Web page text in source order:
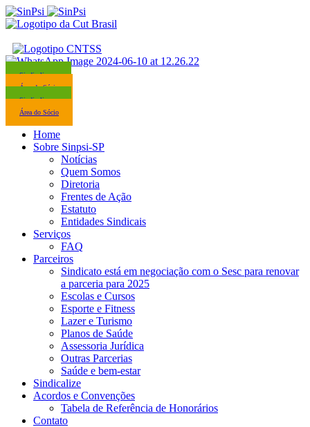
Sindicalize-se
Área do Sócio
Sindicalize-se
Área do Sócio
Home
Sobre Sinpsi-SP
Notícias
Quem Somos
Diretoria
Frentes de Ação
Estatuto
Entidades Sindicais
Serviços
FAQ
Parceiros
Sindicato está em negociação com o Sesc para renovar
a parceria para 2025
Escolas e Cursos
Esporte e Fitness
Lazer e Turismo
Planos de Saúde
Assessoria Jurídica
Outras Parcerias
Saúde e bem-estar
Sindicalize
Acordos e Convenções
Tabela de Referência de Honorários
Contato